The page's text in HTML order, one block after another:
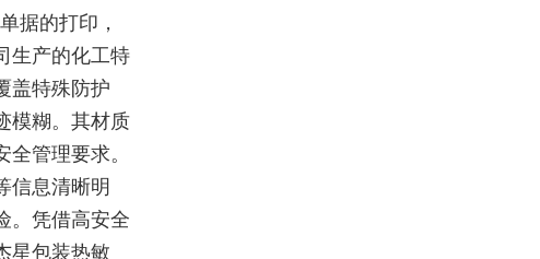
据的打印，
生产的化工特
盖特殊防护
模糊。其材质
管理要求。
信息清晰明
。凭借高安全
星包装热敏